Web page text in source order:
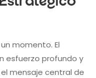
momento. El
esfuerzo profundo y
mensaje central de